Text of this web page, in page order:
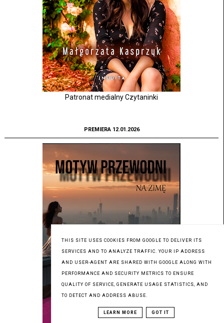
Patronat medialny Czytaninki
PREMIERA 12.01.2026
THIS SITE USES COOKIES FROM GOOGLE TO DELIVER ITS
SERVICES AND TO ANALYZE TRAFFIC. YOUR IP ADDRESS
AND USER-AGENT ARE SHARED WITH GOOGLE ALONG WITH
PERFORMANCE AND SECURITY METRICS TO ENSURE
QUALITY OF SERVICE, GENERATE USAGE STATISTICS, AND
TO DETECT AND ADDRESS ABUSE.
LEARN MORE GOT IT